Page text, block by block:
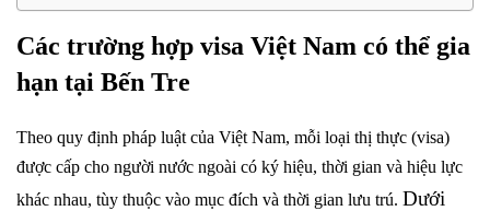
Các trường hợp visa Việt Nam có thể gia
hạn tại Bến Tre
Theo quy định pháp luật của Việt Nam, mỗi loại thị thực (visa)
được cấp cho người nước ngoài có ký hiệu, thời gian và hiệu lực
khác nhau, tùy thuộc vào mục đích và thời gian lưu trú. Dưới